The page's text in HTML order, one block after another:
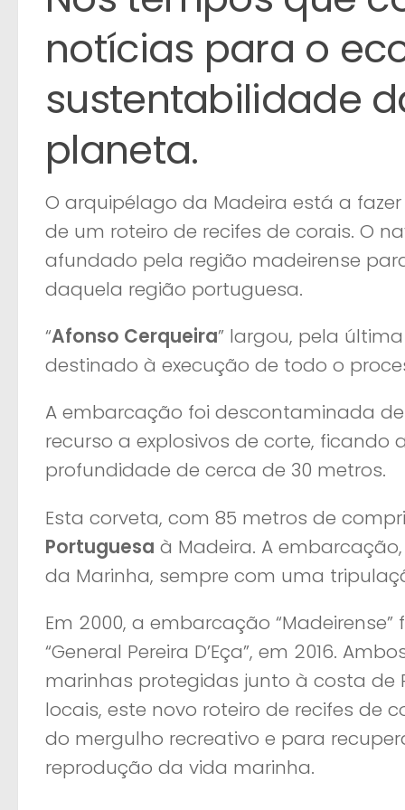
notícias para o
sustentabilidade
planeta.
O arquipélago da Madeira está a
de um roteiro de recifes de corais. O
afundado pela região madeirense
daquela região portuguesa.
“Afonso Cerqueira” largou, pela
destinado à execução de todo o
A embarcação foi descontaminada
recurso a explosivos de corte,
profundidade de cerca de 30 metros.
Esta corveta, com 85 metros de
Portuguesa à Madeira. A
da Marinha, sempre com uma
Em 2000, a embarcação
“General Pereira D’Eça”, em 2016.
marinhas protegidas junto à costa de
locais, este novo roteiro de recifes de
do mergulho recreativo e para
reprodução da vida marinha.